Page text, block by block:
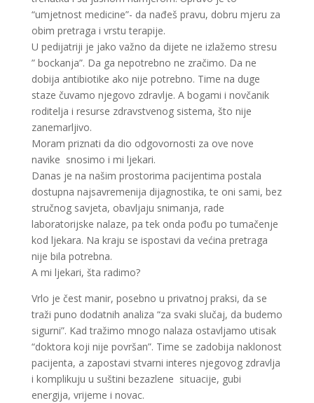
“umjetnost medicine”- da nađeš pravu, dobru mjeru za
obim pretraga i vrstu terapije.
U pedijatriji je jako važno da dijete ne izlažemo stresu
” bockanja”. Da ga nepotrebno ne zračimo. Da ne
dobija antibiotike ako nije potrebno. Time na duge
staze čuvamo njegovo zdravlje. A bogami i novčanik
roditelja i resurse zdravstvenog sistema, što nije
zanemarljivo.
Moram priznati da dio odgovornosti za ove nove
navike snosimo i mi ljekari.
Danas je na našim prostorima pacijentima postala
dostupna najsavremenija dijagnostika, te oni sami, bez
stručnog savjeta, obavljaju snimanja, rade
laboratorijske nalaze, pa tek onda pođu po tumačenje
kod ljekara. Na kraju se ispostavi da većina pretraga
nije bila potrebna.
A mi ljekari, šta radimo?
Vrlo je čest manir, posebno u privatnoj praksi, da se
traži puno dodatnih analiza “za svaki slučaj, da budemo
sigurni”. Kad tražimo mnogo nalaza ostavljamo utisak
“doktora koji nije površan”. Time se zadobija naklonost
pacijenta, a zapostavi stvarni interes njegovog zdravlja
i komplikuju u suštini bezazlene situacije, gubi
energija, vrijeme i novac.